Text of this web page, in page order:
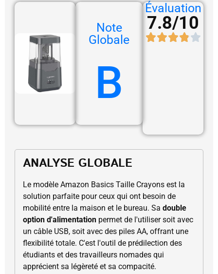
Note
Globale
B
Évaluation
7.8/10
ANALYSE GLOBALE
Le modèle Amazon Basics Taille Crayons est la
solution parfaite pour ceux qui ont besoin de
mobilité entre la maison et le bureau. Sa double
option d'alimentation permet de l'utiliser soit avec
un câble USB, soit avec des piles AA, offrant une
flexibilité totale. C'est l'outil de prédilection des
étudiants et des travailleurs nomades qui
apprécient sa légèreté et sa compacité.